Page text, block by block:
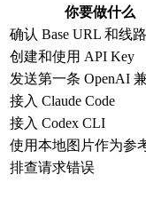
你要做什么
确认 Base URL 和线路
创建和使用 API Key
发送第一条 OpenAI
接入 Claude Code
接入 Codex CLI
使用本地图片作为参
排查请求错误